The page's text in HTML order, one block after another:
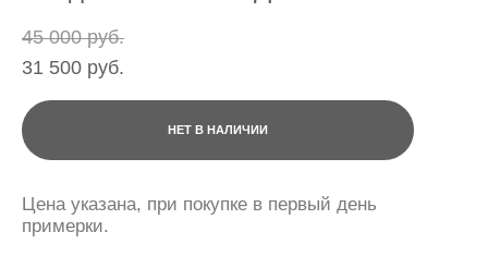
45 000 pуб.
31 500 pуб.
НЕТ В НАЛИЧИИ
Цена указана, при покупке в первый день
примерки.